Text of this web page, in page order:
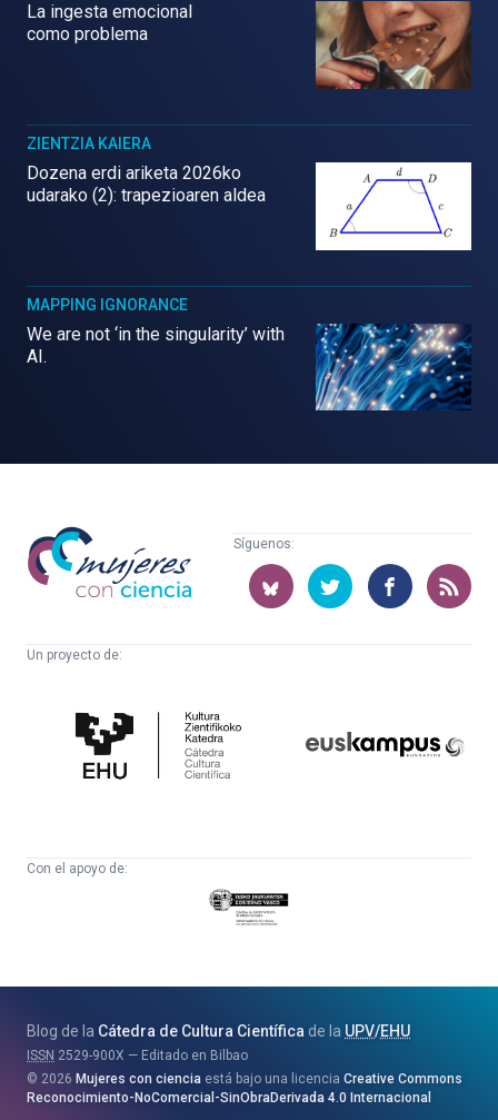
La ingesta emocional
como problema
ZIENTZIA KAIERA
Dozena erdi ariketa 2026ko
udarako (2): trapezioaren aldea
MAPPING IGNORANCE
We are not ‘in the singularity’ with
AI.
Mujeres
con
ciencia
Síguenos:
Un proyecto de:
Cultura
Científica
Con el apoyo de:
Eusko
Jaurlaritza
eta
Berrikuntza
Saila
Blog de la Cátedra de Cultura Científica de la UPV/EHU
ISSN 2529-900X
Editado en Bilbao
2026 Mujeres con ciencia está bajo una licencia Creative Commons
Reconocimiento-NoComercial-SinObraDerivada 4.0 Internacional